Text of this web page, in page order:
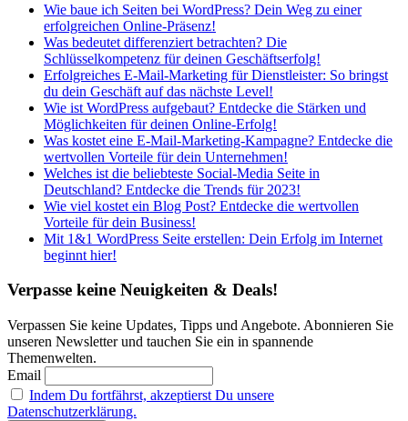
Wie baue ich Seiten bei WordPress? Dein Weg zu einer
erfolgreichen Online-Präsenz!
Was bedeutet differenziert betrachten? Die
Schlüsselkompetenz für deinen Geschäftserfolg!
Erfolgreiches E-Mail-Marketing für Dienstleister: So bringst
du dein Geschäft auf das nächste Level!
Wie ist WordPress aufgebaut? Entdecke die Stärken und
Möglichkeiten für deinen Online-Erfolg!
Was kostet eine E-Mail-Marketing-Kampagne? Entdecke die
wertvollen Vorteile für dein Unternehmen!
Welches ist die beliebteste Social-Media Seite in
Deutschland? Entdecke die Trends für 2023!
Wie viel kostet ein Blog Post? Entdecke die wertvollen
Vorteile für dein Business!
Mit 1&1 WordPress Seite erstellen: Dein Erfolg im Internet
beginnt hier!
Verpasse keine Neuigkeiten & Deals!
Verpassen Sie keine Updates, Tipps und Angebote. Abonnieren Sie
unseren Newsletter und tauchen Sie ein in spannende
Themenwelten.
Email
Indem Du fortfährst, akzeptierst Du unsere
Datenschutzerklärung.